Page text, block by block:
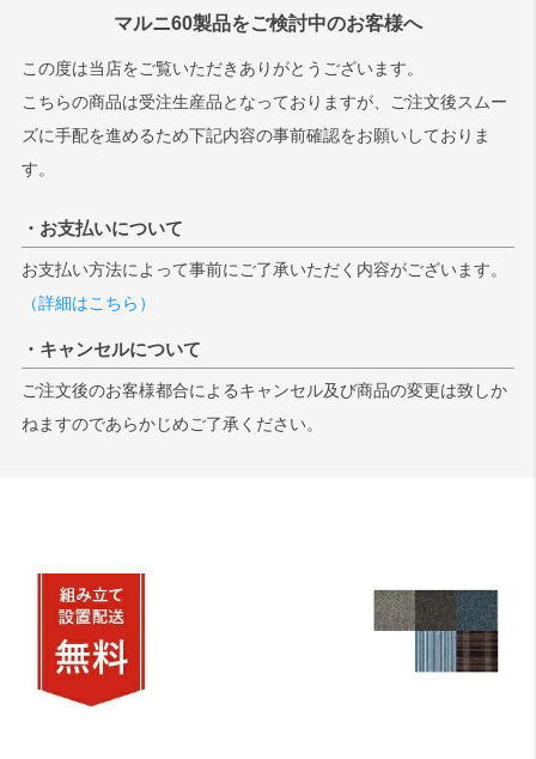
マルニ60製品をご検討中のお客様へ
この度は当店をご覧いただきありがとうございます。
こちらの商品は受注生産品となっておりますが、ご注文後スムー
ズに手配を進めるため下記内容の事前確認をお願いしておりま
す。
・お支払いについて
お支払い方法によって事前にご了承いただく内容がございます。
（詳細はこちら）
・キャンセルについて
ご注文後のお客様都合によるキャンセル及び商品の変更は致しか
ねますのであらかじめご了承ください。